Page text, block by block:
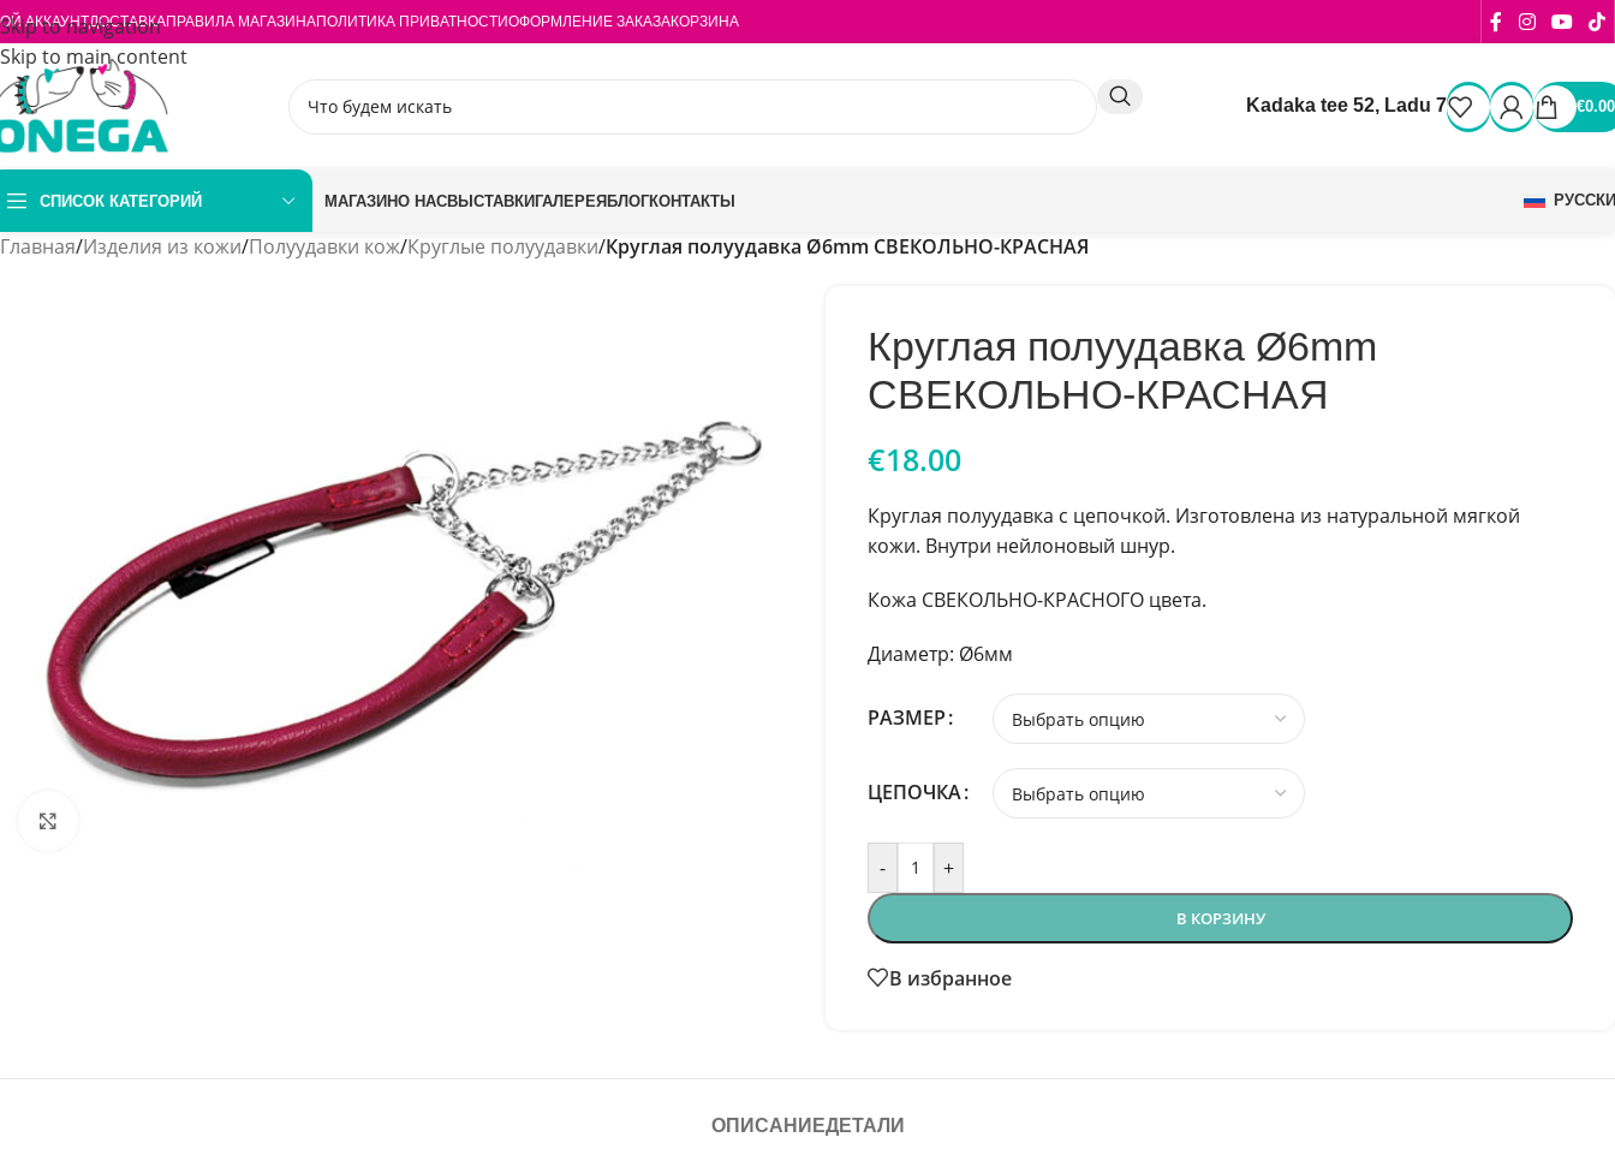
Skip to navigation
Skip to main content
АККАУНТДОСТАВКАПРАВИЛА МАГАЗИНАПОЛИТИКА ПРИВАТНОСТИОФОРМЛЕНИЕ ЗАКАЗАКОРЗИНА
Kadaka tee 52, Ladu 7 €0.00
СПИСОК КАТЕГОРИЙ МАГАЗИНО НАСВЫСТАВКИГАЛЕРЕЯБЛОГКОНТАКТЫ
Главная/Изделия из кожи/Полуудавки кож/Круглые полуудавки/Круглая полуудавка Ø6mm СВЕКОЛЬНО-КРАСНАЯ
Круглая полуудавка Ø6mm
СВЕКОЛЬНО-КРАСНАЯ
€18.00
Круглая полуудавка с цепочкой. Изготовлена из натуральной мягкой
кожи. Внутри нейлоновый шнур.
Кожа СВЕКОЛЬНО-КРАСНОГО цвета.
Диаметр: Ø6мм
РАЗМЕР
ЦЕПОЧКА
- +
В КОРЗИНУ
В избранное
ОПИСАНИЕДЕТАЛИ